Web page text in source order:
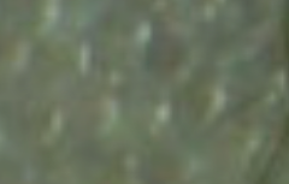
Jahren
Lachse
Rückkehr
zu